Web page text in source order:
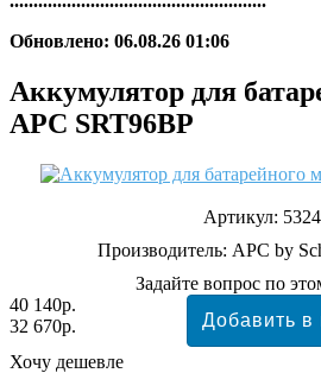
Обновлено: 06.08.26 01:06
Аккумулятор для
APC SRT96BP
Артикул:
Производитель: APC by
Задайте вопрос по
40 140р.
32 670р.
Хочу дешевле